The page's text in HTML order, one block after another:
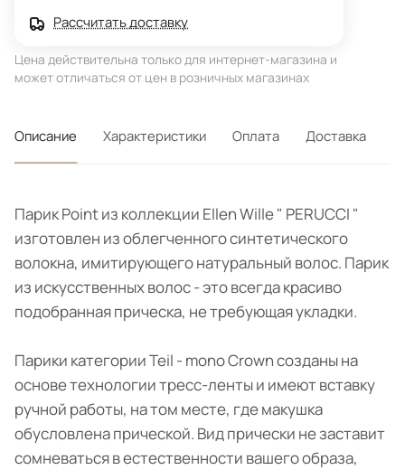
Рассчитать доставку
Цена действительна только для интернет-магазина и
может отличаться от цен в розничных магазинах
Описание Характеристики Оплата Доставка
Парик Point из коллекции Ellen Wille " PERUCCI "
изготовлен из облегченного синтетического
волокна, имитирующего натуральный волос. Парик
из искусственных волос - это всегда красиво
подобранная прическа, не требующая укладки.
Парики категории Teil - mono Crown созданы на
основе технологии тресс-ленты и имеют вставку
ручной работы, на том месте, где макушка
обусловлена прической. Вид прически не заставит
сомневаться в естественности вашего образа,